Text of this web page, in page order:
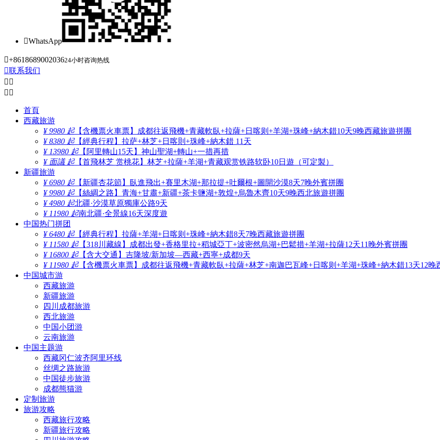
WhatsApp
+861868900203624小时咨询热线
联系我们
 
 
首頁
西藏旅游
¥ 9980 起【含機票火車票】成都往返飛機+青藏軟臥+拉薩+日喀则+羊湖+珠峰+納木錯10天9晚西藏旅遊拼團
¥ 8380 起【經典行程】拉萨+林芝+日喀則+珠峰+納木錯 11天
¥ 13980 起【阿里轉山15天】神山聖湖+轉山+一措再措
¥ 面議 起【首飛林芝 赏桃花】林芝+拉薩+羊湖+青藏观赏铁路软卧10日遊（可定製）
新疆旅游
¥ 6980 起【新疆杏花節】臥進飛出+賽里木湖+那拉提+吐爾根+圖開沙漠8天7晚外賓拼團
¥ 9980 起【絲綢之路】青海+甘肅+新疆+茶卡鹽湖+敦煌+烏魯木齊10天9晚西北旅遊拼團
¥ 4980 起北疆·沙漠草原獨庫公路9天
¥ 11980 起南北疆·全景線16天深度遊
中国热门拼团
¥ 6480 起【經典行程】拉薩+羊湖+日喀则+珠峰+納木錯8天7晚西藏旅遊拼團
¥ 11580 起【318川藏線】成都出發+香格里拉+稻城亞丁+波密然烏湖+巴鬆措+羊湖+拉薩12天11晚外賓拼團
¥ 16800 起【含大交通】吉隆坡/新加坡—西藏+西寧+成都9天
¥ 11980 起【含機票火車票】成都往返飛機+青藏軟臥+拉薩+林芝+南迦巴瓦峰+日喀则+羊湖+珠峰+納木錯13天12晚
中国城市游
西藏旅游
新疆旅游
四川成都旅游
西北旅游
中国小团游
云南旅游
中国主题游
西藏冈仁波齐阿里环线
丝绸之路旅游
中国徒步旅游
成都熊猫游
定制旅游
旅游攻略
西藏旅行攻略
新疆旅行攻略